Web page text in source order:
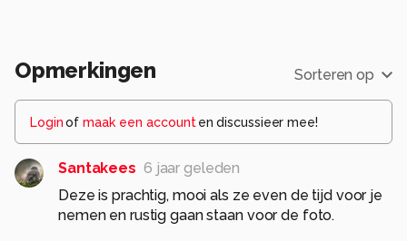
Opmerkingen Sorteren op
Loginof maak een account en discussieer mee!
Santakees 6 jaar geleden
Deze is prachtig, mooi als ze even de tijd voor je
nemen en rustig gaan staan voor de foto.